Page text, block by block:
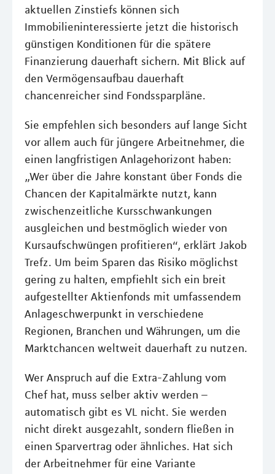
aktuellen Zinstiefs können sich
Immobilieninteressierte jetzt die historisch
günstigen Konditionen für die spätere
Finanzierung dauerhaft sichern. Mit Blick auf
den Vermögensaufbau dauerhaft
chancenreicher sind Fondssparpläne.
Sie empfehlen sich besonders auf lange Sicht
vor allem auch für jüngere Arbeitnehmer, die
einen langfristigen Anlagehorizont haben:
„Wer über die Jahre konstant über Fonds die
Chancen der Kapitalmärkte nutzt, kann
zwischenzeitliche Kursschwankungen
ausgleichen und bestmöglich wieder von
Kursaufschwüngen profitieren“, erklärt Jakob
Trefz. Um beim Sparen das Risiko möglichst
gering zu halten, empfiehlt sich ein breit
aufgestellter Aktienfonds mit umfassendem
Anlageschwerpunkt in verschiedene
Regionen, Branchen und Währungen, um die
Marktchancen weltweit dauerhaft zu nutzen.
Wer Anspruch auf die Extra-Zahlung vom
Chef hat, muss selber aktiv werden –
automatisch gibt es VL nicht. Sie werden
nicht direkt ausgezahlt, sondern fließen in
einen Sparvertrag oder ähnliches. Hat sich
der Arbeitnehmer für eine Variante